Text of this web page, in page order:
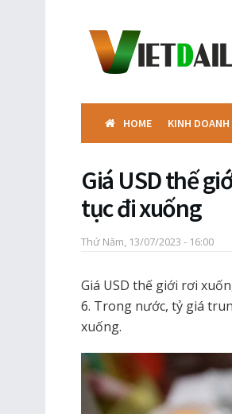
HOME KINH DOANH
Giá USD thế
tục đi xuống
Thứ Năm, 13/07/2023 - 16:00
Giá USD thế giới rơi
6. Trong nước, tỷ giá
xuống.